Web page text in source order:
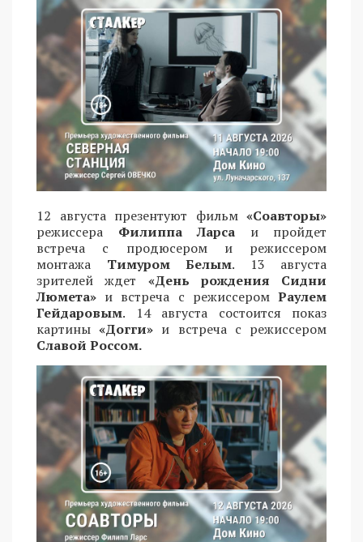
12 августа презентуют фильм «Соавторы»
режиссера Филиппа Ларса и пройдет
встреча с продюсером и режиссером
монтажа Тимуром Белым. 13 августа
зрителей ждет «День рождения Сидни
Люмета» и встреча с режиссером Раулем
Гейдаровым. 14 августа состоится показ
картины«Догги» и встреча с режиссером
Славой Россом.